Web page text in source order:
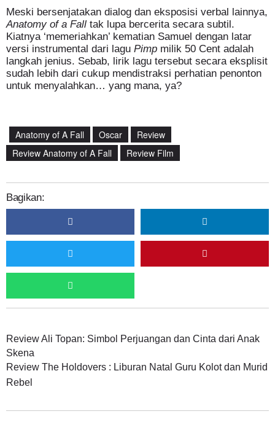
Meski bersenjatakan dialog dan eksposisi verbal lainnya,
Anatomy of a Fall tak lupa bercerita secara subtil.
Kiatnya ‘memeriahkan’ kematian Samuel dengan latar
versi instrumental dari lagu Pimp milik 50 Cent adalah
langkah jenius. Sebab, lirik lagu tersebut secara eksplisit
sudah lebih dari cukup mendistraksi perhatian penonton
untuk menyalahkan… yang mana, ya?
Anatomy of A Fall Oscar
Review
Review Anatomy of A Fall
Review Film
Bagikan:
Review Ali Topan: Simbol Perjuangan dan Cinta dari Anak
Skena
Review The Holdovers : Liburan Natal Guru Kolot dan Murid
Rebel